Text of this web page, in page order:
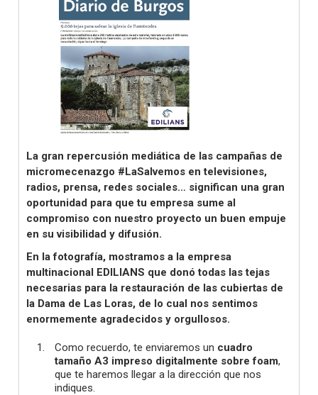
La gran repercusión mediática de las campañas de
micromecenazgo #LaSalvemos en televisiones,
radios, prensa, redes sociales… significan una gran
oportunidad para que tu empresa sume al
compromiso con nuestro proyecto un buen empuje
en su visibilidad y difusión.
En la fotografía, mostramos a la empresa
multinacional EDILIANS que donó todas las tejas
necesarias para la restauración de las cubiertas de
la Dama de Las Loras, de lo cual nos sentimos
enormemente agradecidos y orgullosos.
Como recuerdo, te enviaremos un cuadro
tamaño A3 impreso digitalmente sobre foam,
que te haremos llegar a la dirección que nos
indiques.